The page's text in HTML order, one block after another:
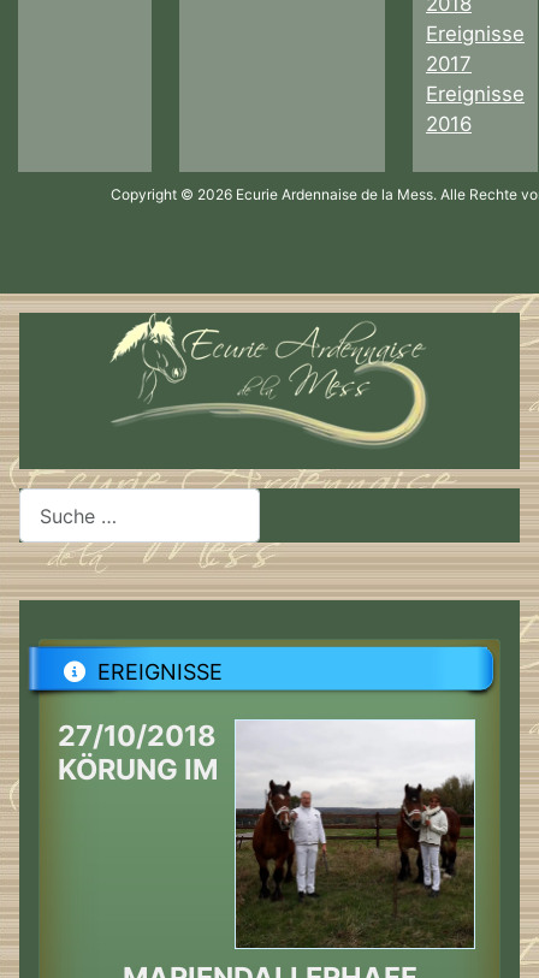
Suchen
EREIGNISSE
27/10/2018
KÖRUNG IM
Ereignisse
2017
Ereignisse
2016
Copyright © 2026 Ecurie Ardennaise de la Mess. Alle Rechte